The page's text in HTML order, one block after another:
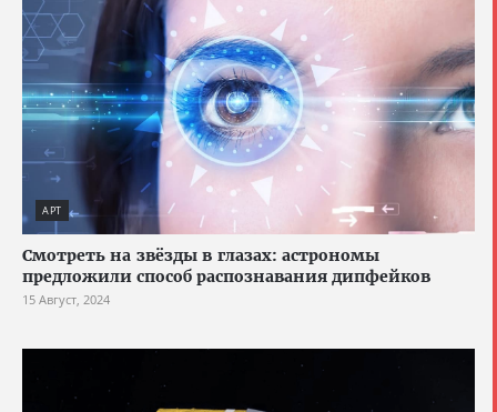
АРТ
Смотреть на звёзды в глазах: астрономы
предложили способ распознавания дипфейков
15 Август, 2024